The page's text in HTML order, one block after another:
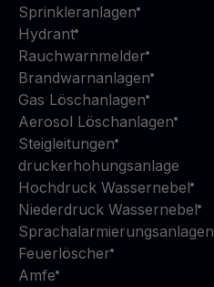
Sprinkleranlagen
Hydrant
Rauchwarnmelder
Brandwarnanlagen
Gas Löschanlagen
Aerosol Löschanlagen
Steigleitungen
druckerhohungsanlage
Hochdruck Wassernebel
Niederdruck Wassernebel
Sprachalarmierungsanlagen
Feuerlöscher
Amfe